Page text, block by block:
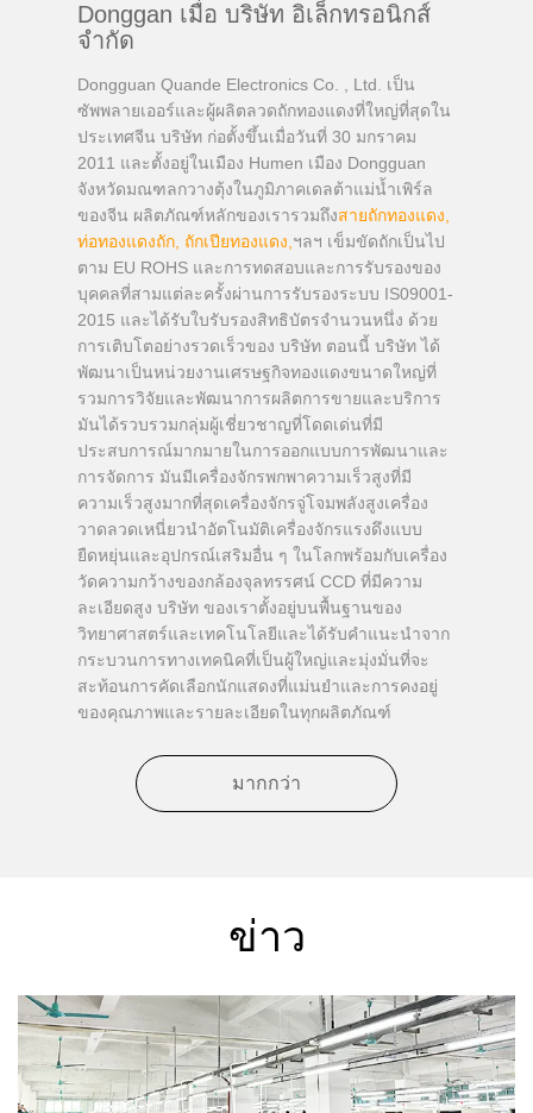
Donggan เมื่อ บริษัท อิเล็กทรอนิกส์
จำกัด
Dongguan Quande Electronics Co. , Ltd. เป็น
ซัพพลายเออร์และผู้ผลิตลวดถักทองแดงที่ใหญ่ที่สุดใน
ประเทศจีน บริษัท ก่อตั้งขึ้นเมื่อวันที่ 30 มกราคม
2011 และตั้งอยู่ในเมือง Humen เมือง Dongguan
จังหวัดมณฑลกวางตุ้งในภูมิภาคเดลต้าแม่น้ำเพิร์ล
ของจีน ผลิตภัณฑ์หลักของเรารวมถึงสายถักทองแดง
ท่อทองแดงถัก ถักเปียทองแดง ฯลฯ เข็มขัดถักเป็นไป
ตาม EU ROHS และการทดสอบและการรับรองของ
บุคคลที่สามแต่ละครั้งผ่านการรับรองระบบ IS09001-
2015 และได้รับใบรับรองสิทธิบัตรจำนวนหนึ่ง ด้วย
การเติบโตอย่างรวดเร็วของ บริษัท ตอนนี้ บริษัท ได้
พัฒนาเป็นหน่วยงานเศรษฐกิจทองแดงขนาดใหญ่ที่
รวมการวิจัยและพัฒนาการผลิตการขายและบริการ
มันได้รวบรวมกลุ่มผู้เชี่ยวชาญที่โดดเด่นที่มี
ประสบการณ์มากมายในการออกแบบการพัฒนาและ
การจัดการ มันมีเครื่องจักรพกพาความเร็วสูงที่มี
ความเร็วสูงมากที่สุดเครื่องจักรจู่โจมพลังสูงเครื่อง
วาดลวดเหนี่ยวนำอัตโนมัติเครื่องจักรแรงดึงแบบ
ยืดหยุ่นและอุปกรณ์เสริมอื่น ๆ ในโลกพร้อมกับเครื่อง
วัดความกว้างของกล้องจุลทรรศน์ CCD ที่มีความ
ละเอียดสูง บริษัท ของเราตั้งอยู่บนพื้นฐานของ
วิทยาศาสตร์และเทคโนโลยีและได้รับคำแนะนำจาก
กระบวนการทางเทคนิคที่เป็นผู้ใหญ่และมุ่งมั่นที่จะ
สะท้อนการคัดเลือกนักแสดงที่แม่นยำและการคงอยู่
ของคุณภาพและรายละเอียดในทุกผลิตภัณฑ์
มากกว่า
ข่าว